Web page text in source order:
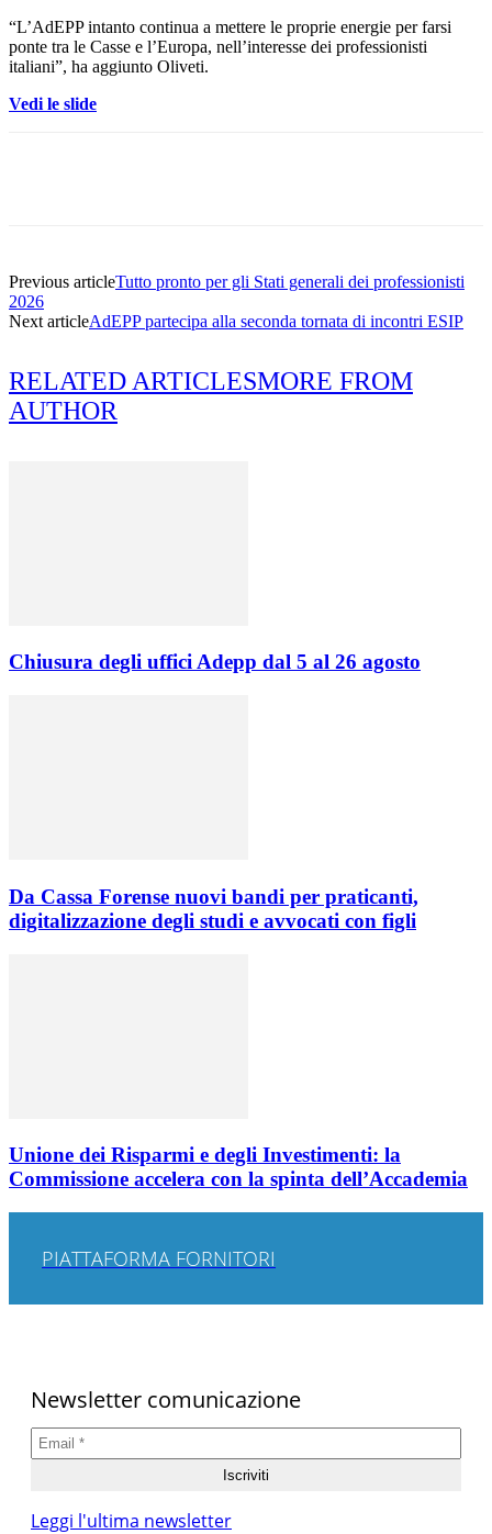
“L’AdEPP intanto continua a mettere le proprie energie per farsi
ponte tra le Casse e l’Europa, nell’interesse dei professionisti
italiani”, ha aggiunto Oliveti.
Vedi le slide
Previous articleTutto pronto per gli Stati generali dei professionisti
2026
Next articleAdEPP partecipa alla seconda tornata di incontri ESIP
RELATED ARTICLESMORE FROM
AUTHOR
Chiusura degli uffici Adepp dal 5 al 26 agosto
Da Cassa Forense nuovi bandi per praticanti,
digitalizzazione degli studi e avvocati con figli
Unione dei Risparmi e degli Investimenti: la
Commissione accelera con la spinta dell’Accademia
PIATTAFORMA FORNITORI
Newsletter comunicazione
Leggi l'ultima newsletter